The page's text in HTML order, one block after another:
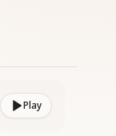
Play